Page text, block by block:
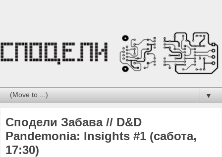
▼
Сподели Забава // D&D
Pandemonia: Insights #1 (сабота,
17:30)